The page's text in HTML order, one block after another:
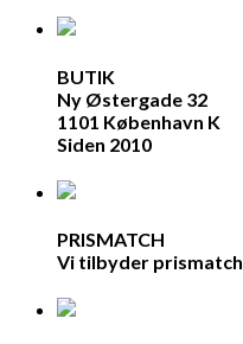
BUTIK
Ny Østergade 32
1101 København K
Siden 2010
PRISMATCH
Vi tilbyder prismatch